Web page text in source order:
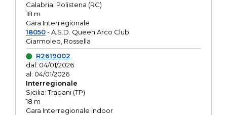
Calabria: Polistena (RC)
18 m
Gara Interregionale
18050- A.S.D. Queen Arco Club
Giarmoleo, Rossella
R2619002
dal: 04/01/2026
al: 04/01/2026
Interregionale
Sicilia: Trapani (TP)
18 m
Gara Interregionale indoor